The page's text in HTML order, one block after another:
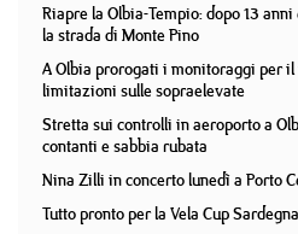
Riapre la Olbia-Tempio: dopo 13
la strada di Monte Pino
A Olbia prorogati i monitoraggi per
limitazioni sulle sopraelevate
Stretta sui controlli in aeroporto a
contanti e sabbia rubata
Nina Zilli in concerto lunedì a Porto
Tutto pronto per la Vela Cup